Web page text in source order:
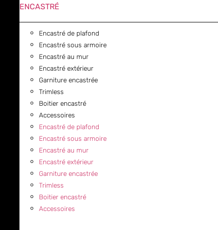
ENCASTRÉ
Encastré de plafond
Encastré sous armoire
Encastré au mur
Encastré extérieur
Garniture encastrée
Trimless
Boitier encastré
Accessoires
Encastré de plafond
Encastré sous armoire
Encastré au mur
Encastré extérieur
Garniture encastrée
Trimless
Boitier encastré
Accessoires